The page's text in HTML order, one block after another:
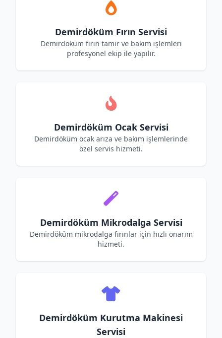
Demirdöküm Fırın Servisi
Demirdöküm fırın tamir ve bakım işlemleri
profesyonel ekip ile yapılır.
Demirdöküm Ocak Servisi
Demirdöküm ocak arıza ve bakım işlemlerinde
özel servis hizmeti.
Demirdöküm Mikrodalga Servisi
Demirdöküm mikrodalga fırınlar için hızlı onarım
hizmeti.
Demirdöküm Kurutma Makinesi
Servisi